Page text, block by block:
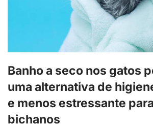
Banho a seco nos gatos
uma alternativa de
e menos estressante
bichanos